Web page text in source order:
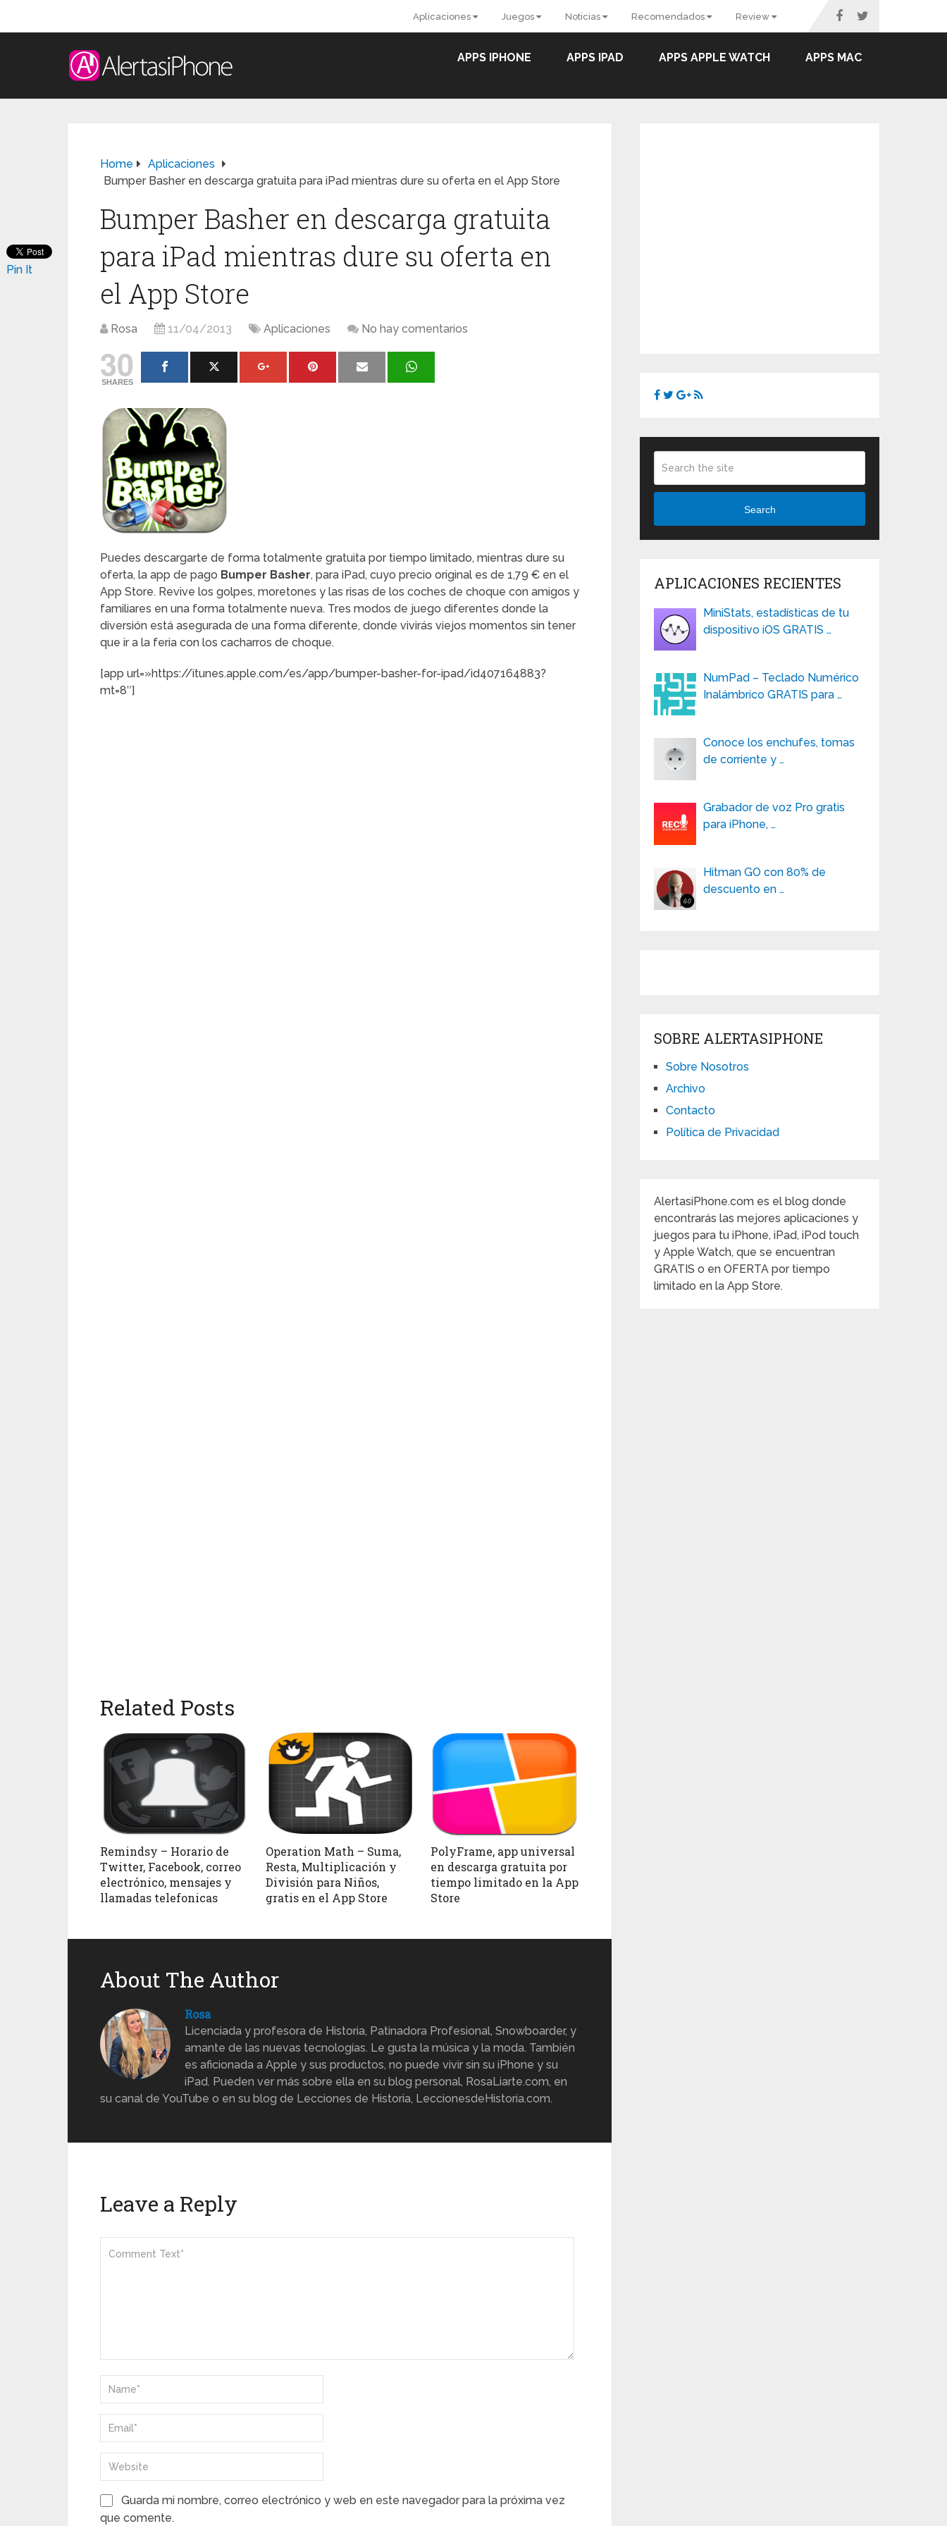
Aplicaciones Juegos Noticias Recomendados Review
APPS IPHONE APPS IPAD APPS APPLE WATCH APPS MAC
Home
Aplicaciones
Bumper Basher en descarga gratuita para iPad mientras dure su oferta en el App Store
Bumper Basher en descarga gratuita
para iPad mientras dure su oferta en
el App Store
Rosa 11/04/2013 Aplicaciones No hay comentarios
30
SHARES
Puedes descargarte de forma totalmente gratuita por tiempo limitado, mientras dure su
oferta, la app de pago Bumper Basher, para iPad, cuyo precio original es de 1,79 € en el
App Store. Revive los golpes, moretones y las risas de los coches de choque con amigos y
familiares en una forma totalmente nueva. Tres modos de juego diferentes donde la
diversión está asegurada de una forma diferente, donde vivirás viejos momentos sin tener
que ir a la feria con los cacharros de choque.
[app url=»https://itunes.apple.com/es/app/bumper-basher-for-ipad/id407164883?
mt=8″]
Pin It
Related Posts
Remindsy – Horario de
Twitter, Facebook, correo
electrónico, mensajes y
llamadas telefonicas
Operation Math – Suma,
Resta, Multiplicación y
División para Niños,
gratis en el App Store
PolyFrame, app universal
en descarga gratuita por
tiempo limitado en la App
Store
About The Author
Rosa
Licenciada y profesora de Historia, Patinadora Profesional, Snowboarder, y
amante de las nuevas tecnologías. Le gusta la música y la moda. También
es aficionada a Apple y sus productos, no puede vivir sin su iPhone y su
iPad. Pueden ver más sobre ella en su blog personal, RosaLiarte.com, en
su canal de YouTube o en su blog de Lecciones de Historia, LeccionesdeHistoria.com.
Leave a Reply
Guarda mi nombre, correo electrónico y web en este navegador para la próxima vez
que comente.
Search
APLICACIONES RECIENTES
MiniStats, estadísticas de tu
dispositivo iOS GRATIS …
NumPad – Teclado Numérico
Inalámbrico GRATIS para …
Conoce los enchufes, tomas
de corriente y …
Grabador de voz Pro gratis
para iPhone, …
Hitman GO con 80% de
descuento en …
SOBRE ALERTASIPHONE
Sobre Nosotros
Archivo
Contacto
Política de Privacidad
AlertasiPhone.com es el blog donde
encontrarás las mejores aplicaciones y
juegos para tu iPhone, iPad, iPod touch
y Apple Watch, que se encuentran
GRATIS o en OFERTA por tiempo
limitado en la App Store.